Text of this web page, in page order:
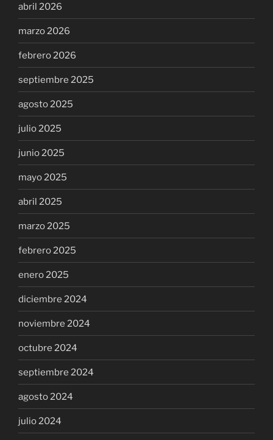
abril 2026
marzo 2026
febrero 2026
septiembre 2025
agosto 2025
julio 2025
junio 2025
mayo 2025
abril 2025
marzo 2025
febrero 2025
enero 2025
diciembre 2024
noviembre 2024
octubre 2024
septiembre 2024
agosto 2024
julio 2024